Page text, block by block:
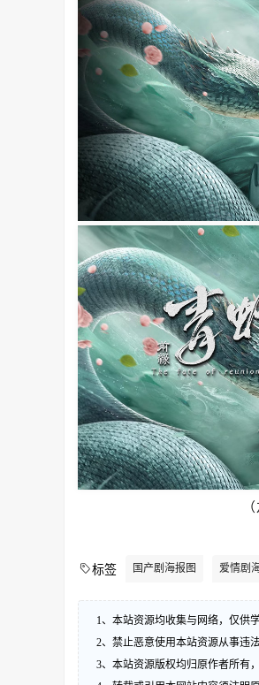
标签 国产剧海报图 爱情剧
1、本站资源均收集与网络，仅供
2、禁止恶意使用本站资源从事违
3、本站资源版权均归原作者所有